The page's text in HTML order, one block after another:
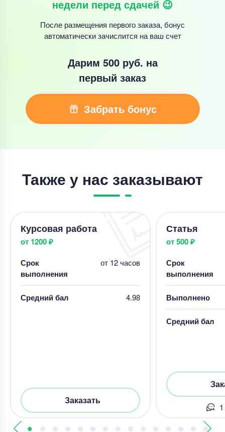
недели перед сдачей 😉
После размещения первого заказа, бонус
автоматически зачислится на ваш счет
Дарим 500 руб. на
первый заказ
Забрать бонус
Также у нас заказывают
Курсовая работа
от 1200 ₽
Срок
выполнения
от 12 часов
Средний бал 4.98
Заказать
Статья
от 500 ₽
Срок
выполнения
Выполнено
Средний бал